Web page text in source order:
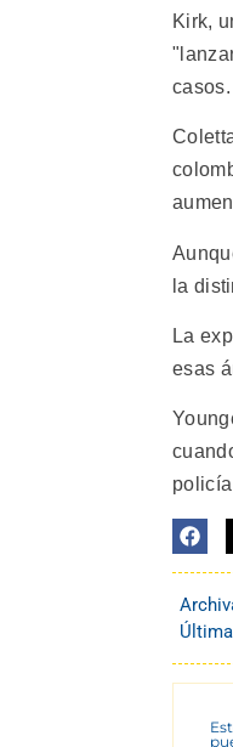
Kirk,
la
La
esas